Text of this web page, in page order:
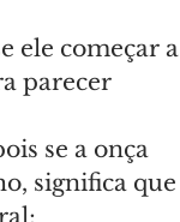
ele começar a
parecer
se a onça
significa que